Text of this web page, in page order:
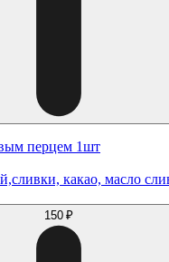
перцем 1шт
какао, масло
150 ₽